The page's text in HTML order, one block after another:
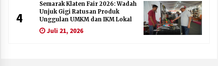
4
Semarak Klaten Fair 2026: Wadah
Unjuk Gigi Ratusan Produk
Unggulan UMKM dan IKM Lokal
Juli 21, 2026